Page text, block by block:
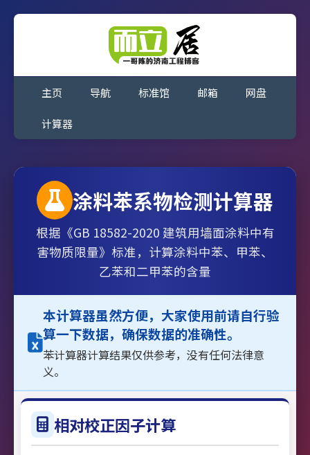
主页 导航 标准馆 邮箱 网盘
计算器
涂料苯系物检测计算器
根据《GB 18582-2020 建筑用墙面涂料中有
害物质限量》标准，计算涂料中苯、甲苯、
乙苯和二甲苯的含量
本计算器虽然方便，大家使用前请自行验
算一下数据，确保数据的准确性。
苯计算器计算结果仅供参考，没有任何法律意
义。
相对校正因子计算